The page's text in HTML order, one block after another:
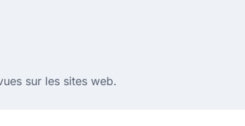
sur les sites web.